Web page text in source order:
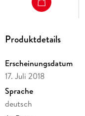
Produktdetails
Erscheinungsdatum
17. Juli 2018
Sprache
deutsch